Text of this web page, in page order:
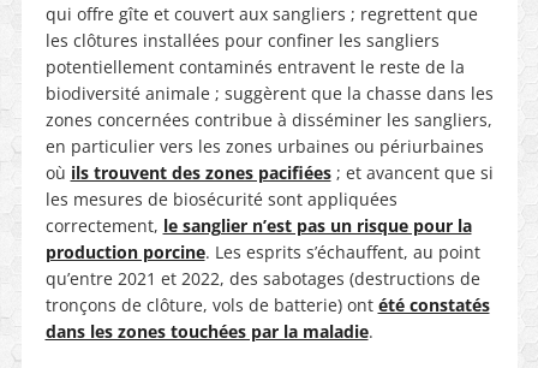
qui offre gîte et couvert aux sangliers ; regrettent que
les clôtures installées pour confiner les sangliers
potentiellement contaminés entravent le reste de la
biodiversité animale ; suggèrent que la chasse dans les
zones concernées contribue à disséminer les sangliers,
en particulier vers les zones urbaines ou périurbaines
où ils trouvent des zones pacifiées; et avancent que si
les mesures de biosécurité sont appliquées
correctement, le sanglier n’est pas un risque pour la
production porcine. Les esprits s’échauffent, au point
qu’entre 2021 et 2022, des sabotages (destructions de
tronçons de clôture, vols de batterie) ont été constatés
dans les zones touchées par la maladie.